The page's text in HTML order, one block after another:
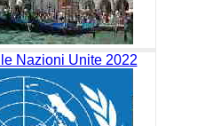
Nazioni Unite 2022